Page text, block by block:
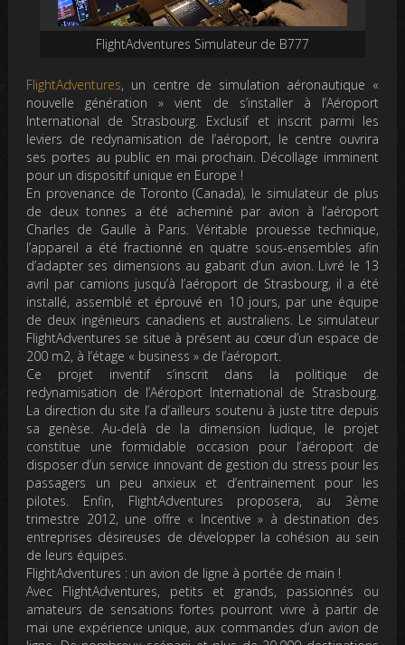
FlightAdventures Simulateur de B777
FlightAdventures, un centre de simulation aéronautique «
nouvelle génération » vient de s’installer à l’Aéroport
International de Strasbourg. Exclusif et inscrit parmi les
leviers de redynamisation de l’aéroport, le centre ouvrira
ses portes au public en mai prochain. Décollage imminent
pour un dispositif unique en Europe !
En provenance de Toronto (Canada), le simulateur de plus
de deux tonnes a été acheminé par avion à l’aéroport
Charles de Gaulle à Paris. Véritable prouesse technique,
l’appareil a été fractionné en quatre sous-ensembles afin
d’adapter ses dimensions au gabarit d’un avion. Livré le 13
avril par camions jusqu’à l’aéroport de Strasbourg, il a été
installé, assemblé et éprouvé en 10 jours, par une équipe
de deux ingénieurs canadiens et australiens. Le simulateur
FlightAdventures se situe à présent au cœur d’un espace de
200 m2, à l’étage « business » de l’aéroport.
Ce projet inventif s’inscrit dans la politique de
redynamisation de l’Aéroport International de Strasbourg.
La direction du site l’a d’ailleurs soutenu à juste titre depuis
sa genèse. Au-delà de la dimension ludique, le projet
constitue une formidable occasion pour l’aéroport de
disposer d’un service innovant de gestion du stress pour les
passagers un peu anxieux et d’entrainement pour les
pilotes. Enfin, FlightAdventures proposera, au 3ème
trimestre 2012, une offre « Incentive » à destination des
entreprises désireuses de développer la cohésion au sein
de leurs équipes.
FlightAdventures : un avion de ligne à portée de main !
Avec FlightAdventures, petits et grands, passionnés ou
amateurs de sensations fortes pourront vivre à partir de
mai une expérience unique, aux commandes d’un avion de